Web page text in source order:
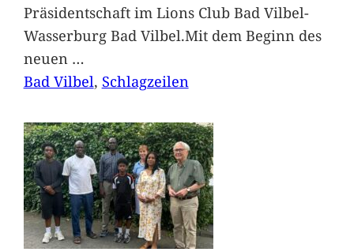
Präsidentschaft im Lions Club Bad Vilbel-
Wasserburg Bad Vilbel.Mit dem Beginn des
neuen …
Bad Vilbel, Schlagzeilen